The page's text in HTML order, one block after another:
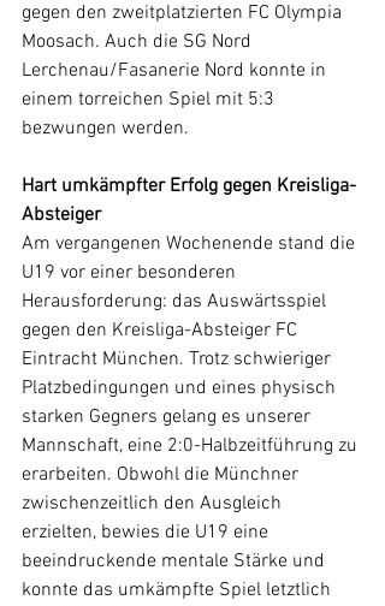
gegen den zweitplatzierten FC Olympia
Moosach. Auch die SG Nord
Lerchenau/Fasanerie Nord konnte in
einem torreichen Spiel mit 5:3
bezwungen werden.
Hart umkämpfter Erfolg gegen Kreisliga-
Absteiger
Am vergangenen Wochenende stand die
U19 vor einer besonderen
Herausforderung: das Auswärtsspiel
gegen den Kreisliga-Absteiger FC
Eintracht München. Trotz schwieriger
Platzbedingungen und eines physisch
starken Gegners gelang es unserer
Mannschaft, eine 2:0-Halbzeitführung zu
erarbeiten. Obwohl die Münchner
zwischenzeitlich den Ausgleich
erzielten, bewies die U19 eine
beeindruckende mentale Stärke und
konnte das umkämpfte Spiel letztlich